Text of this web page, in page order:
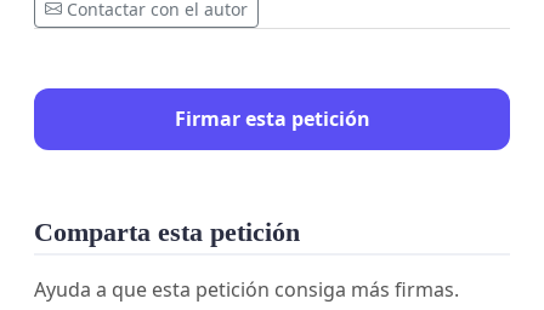
Contactar con el autor
Firmar esta petición
Comparta esta petición
Ayuda a que esta petición consiga más firmas.